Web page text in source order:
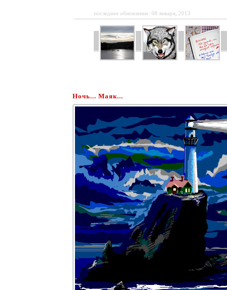
последнее обновление: 08 января, 2013
Ночь... Маяк...